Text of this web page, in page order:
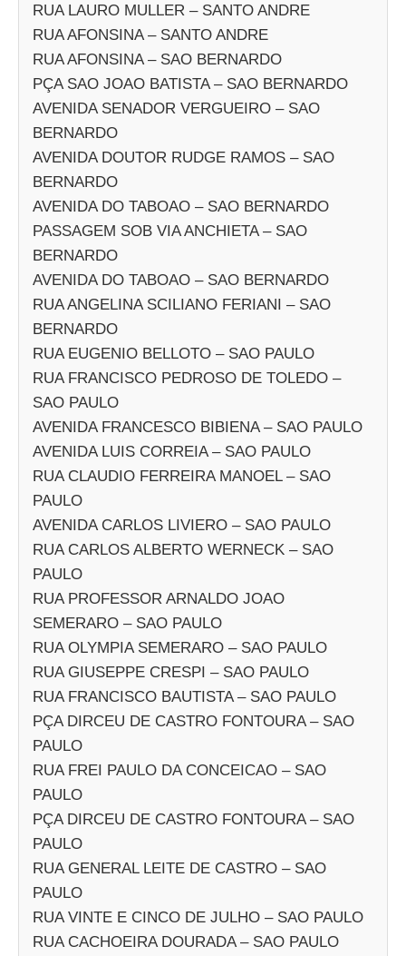
RUA LAURO MULLER – SANTO ANDRE
RUA AFONSINA – SANTO ANDRE
RUA AFONSINA – SAO BERNARDO
PÇA SAO JOAO BATISTA – SAO BERNARDO
AVENIDA SENADOR VERGUEIRO – SAO
BERNARDO
AVENIDA DOUTOR RUDGE RAMOS – SAO
BERNARDO
AVENIDA DO TABOAO – SAO BERNARDO
PASSAGEM SOB VIA ANCHIETA – SAO
BERNARDO
AVENIDA DO TABOAO – SAO BERNARDO
RUA ANGELINA SCILIANO FERIANI – SAO
BERNARDO
RUA EUGENIO BELLOTO – SAO PAULO
RUA FRANCISCO PEDROSO DE TOLEDO –
SAO PAULO
AVENIDA FRANCESCO BIBIENA – SAO PAULO
AVENIDA LUIS CORREIA – SAO PAULO
RUA CLAUDIO FERREIRA MANOEL – SAO
PAULO
AVENIDA CARLOS LIVIERO – SAO PAULO
RUA CARLOS ALBERTO WERNECK – SAO
PAULO
RUA PROFESSOR ARNALDO JOAO
SEMERARO – SAO PAULO
RUA OLYMPIA SEMERARO – SAO PAULO
RUA GIUSEPPE CRESPI – SAO PAULO
RUA FRANCISCO BAUTISTA – SAO PAULO
PÇA DIRCEU DE CASTRO FONTOURA – SAO
PAULO
RUA FREI PAULO DA CONCEICAO – SAO
PAULO
PÇA DIRCEU DE CASTRO FONTOURA – SAO
PAULO
RUA GENERAL LEITE DE CASTRO – SAO
PAULO
RUA VINTE E CINCO DE JULHO – SAO PAULO
RUA CACHOEIRA DOURADA – SAO PAULO